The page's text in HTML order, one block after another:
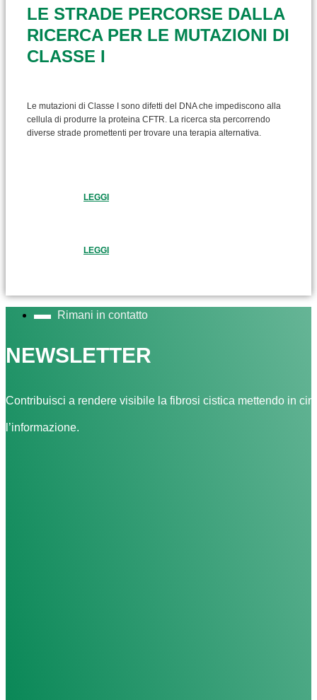
LE STRADE PERCORSE DALLA
RICERCA PER LE MUTAZIONI DI
CLASSE I
Le mutazioni di Classe I sono difetti del DNA che impediscono alla
cellula di produrre la proteina CFTR. La ricerca sta percorrendo
diverse strade promettenti per trovare una terapia alternativa.
LEGGI
LEGGI
Rimani in contatto
NEWSLETTER
Contribuisci a rendere visibile la fibrosi cistica mettendo in
l’informazione.